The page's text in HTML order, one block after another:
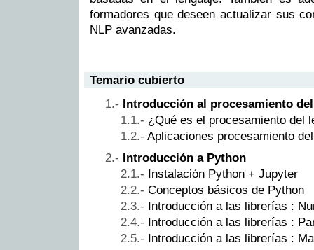
formadores que deseen actualizar sus
NLP avanzadas.
Temario cubierto
Introducción al procesamiento
¿Qué es el procesamiento del
Aplicaciones procesamiento
Introducción a Python
Instalación Python + Jupyter
Conceptos básicos de Python
Introducción a las librerías :
Introducción a las librerías :
Introducción a las librerías :